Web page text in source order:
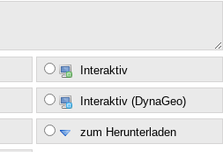
Interaktiv
Interaktiv (DynaGeo)
zum Herunterladen